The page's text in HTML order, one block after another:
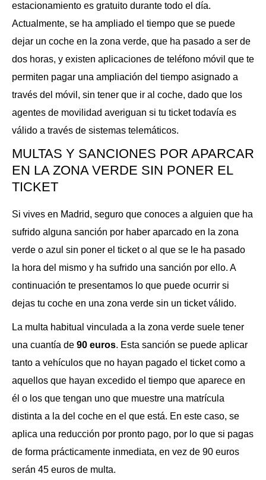
estacionamiento es gratuito durante todo el día.
Actualmente, se ha ampliado el tiempo que se puede
dejar un coche en la zona verde, que ha pasado a ser de
dos horas, y existen aplicaciones de teléfono móvil que te
permiten pagar una ampliación del tiempo asignado a
través del móvil, sin tener que ir al coche, dado que los
agentes de movilidad averiguan si tu ticket todavía es
válido a través de sistemas telemáticos.
MULTAS Y SANCIONES POR APARCAR
EN LA ZONA VERDE SIN PONER EL
TICKET
Si vives en Madrid, seguro que conoces a alguien que ha
sufrido alguna sanción por haber aparcado en la zona
verde o azul sin poner el ticket o al que se le ha pasado
la hora del mismo y ha sufrido una sanción por ello. A
continuación te presentamos lo que puede ocurrir si
dejas tu coche en una zona verde sin un ticket válido.
La multa habitual vinculada a la zona verde suele tener
una cuantía de 90 euros. Esta sanción se puede aplicar
tanto a vehículos que no hayan pagado el ticket como a
aquellos que hayan excedido el tiempo que aparece en
él o los que tengan uno que muestre una matrícula
distinta a la del coche en el que está. En este caso, se
aplica una reducción por pronto pago, por lo que si pagas
de forma prácticamente inmediata, en vez de 90 euros
serán 45 euros de multa.